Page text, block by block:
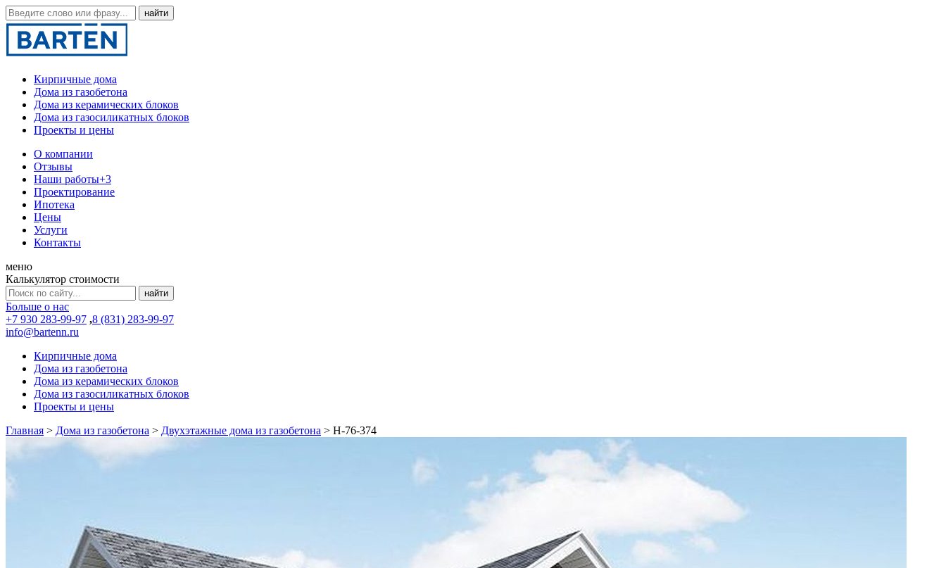
Кирпичные дома
Дома из газобетона
Дома из керамических блоков
Дома из газосиликатных блоков
Проекты и цены
О компании
Отзывы
Наши работы+3
Проектирование
Ипотека
Цены
Услуги
Контакты
меню
Калькулятор стоимости
Больше о нас
+7 930 283-99-97 ,8 (831) 283-99-97
info@bartenn.ru
Кирпичные дома
Дома из газобетона
Дома из керамических блоков
Дома из газосиликатных блоков
Проекты и цены
Главная > Дома из газобетона > Двухэтажные дома из газобетона > Н-76-374